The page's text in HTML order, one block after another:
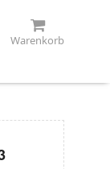
Warenkorb